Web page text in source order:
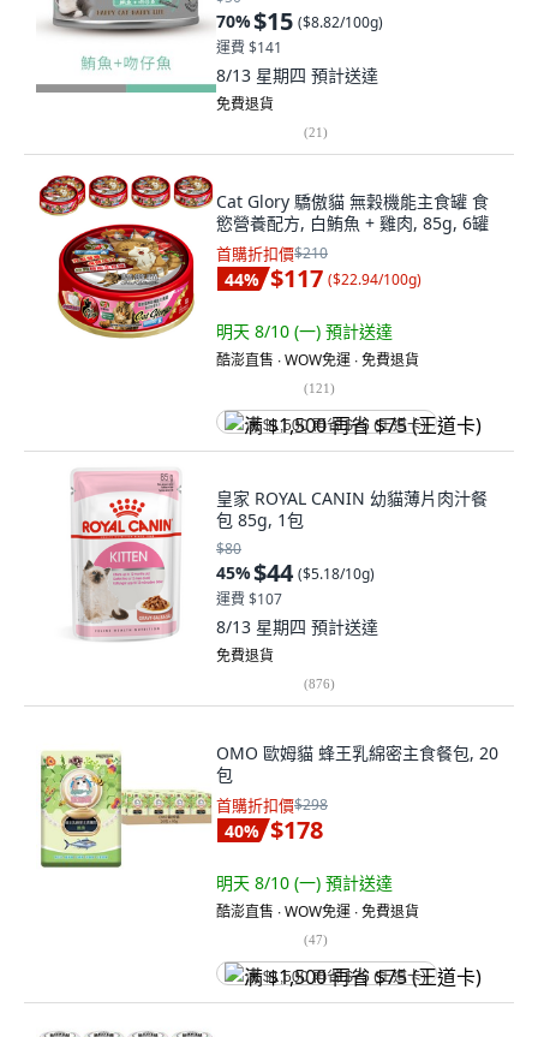
70%$15 ($8.82/100g)
運費 $141
8/13 星期四 預計送達
免費退貨
(21)
Cat Glory 驕傲貓 無穀機能主食罐 食
慾營養配方, 白鮪魚 + 雞肉, 85g, 6罐
首購折扣價$210
44% $117 ($22.94/100g)
明天 8/10 (一) 預計送達
酷澎直售 ∙ WOW免運 ∙ 免費退貨
(121)
满 $1,500 再省 $75 (王道卡)
皇家 ROYAL CANIN 幼貓薄片肉汁餐
包 85g, 1包
$80
45%$44 ($5.18/10g)
運費 $107
8/13 星期四 預計送達
免費退貨
(876)
OMO 歐姆貓 蜂王乳綿密主食餐包, 20
包
首購折扣價$298
40% $178
明天 8/10 (一) 預計送達
酷澎直售 ∙ WOW免運 ∙ 免費退貨
(47)
满 $1,500 再省 $75 (王道卡)